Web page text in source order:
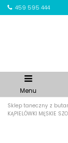
459 595 444
Menu
Sklep taneczny z
KĄPIELÓWKI MĘSKIE